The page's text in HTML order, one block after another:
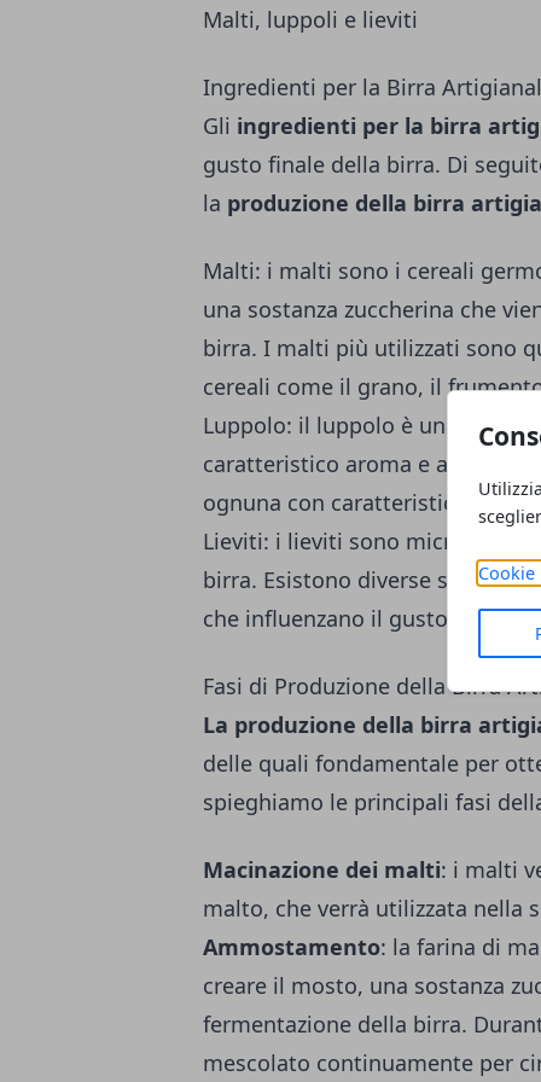
Cookie
Malti, luppoli e lieviti
Ingredienti per la Birra
Gli ingredienti per la birra
gusto finale della birra. Di
la produzione della birra
Malti: i malti sono i cereali
una sostanza zuccherina che
birra. I malti più utilizzati sono
cereali come il grano, il
Luppolo: il luppolo è una pianta
caratteristico aroma e amaro
ognuna con caratteristiche
Lieviti: i lieviti sono
birra. Esistono diverse specie
che influenzano il gusto e il
Fasi di Produzione della Birra
La produzione della birra
delle quali fondamentale per
spieghiamo le principali fasi
Macinazione dei malti: i malti
malto, che verrà utilizzata nella
Ammostamento: la farina di
creare il mosto, una sostanza
fermentazione della birra.
mescolato continuamente per